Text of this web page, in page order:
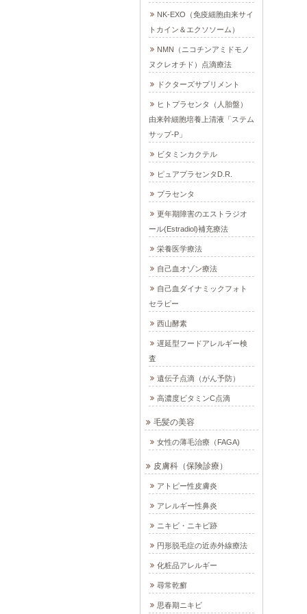
NK-EXO（免疫細胞由来サイ
トカイン＆エクソソーム）
NMN（ニコチンアミドモノ
ヌクレオチド）点滴療法
ドクターズサプリメント
ヒトプラセンタ（人胎盤）
由来幹細胞培養上清液「ステム
サップ-P」
ビタミンカクテル
ピュアプラセンタD.R.
プラセンタ
更年期障害のエストラジオ
ール(Estradiol)補充療法
栄養医学療法
自己血オゾン療法
自己血ダイナミックフォト
セラピー
西山酵素
遅延型フードアレルギー検
査
遺伝子点滴（がん予防）
高濃度ビタミンC点滴
毛髪の美容
女性の薄毛治療（FAGA)
皮膚科（保険診療）
アトピー性皮膚炎
アレルギー性鼻炎
ニキビ・ニキビ跡
円形脱毛症の近赤外線療法
化粧品アレルギー
尋常乾癬
思春期ニキビ